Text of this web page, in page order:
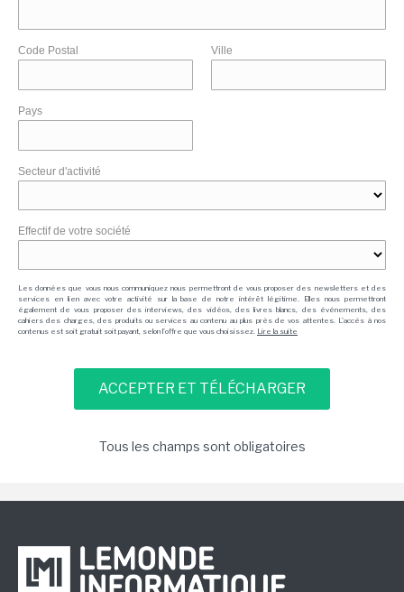
Code Postal Ville
Pays
Secteur d'activité
Effectif de votre société
Les données que vous nous communiquez nous permettront de vous proposer des newsletters et des
services en lien avec votre activité sur la base de notre intérêt légitime. Elles nous permettront
également de vous proposer des interviews, des vidéos, des livres blancs, des événements, des
cahiers des charges, des produits ou services au contenu au plus près de vos attentes. L'accès à nos
contenus est soit gratuit soit payant, selon l'offre que vous choisissez. Lire la suite
Tous les champs sont obligatoires